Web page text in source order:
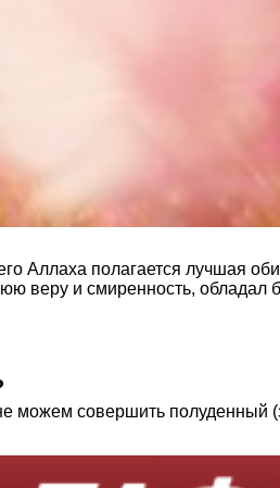
Аллаха полагается лучшая
веру и смиренность, обладал
совершить полуденный